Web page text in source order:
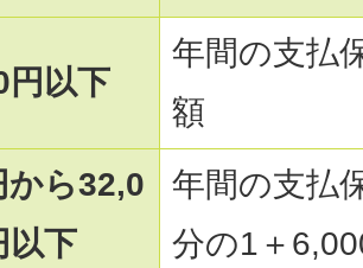
円以下
年間の支払
額
から32,0
以下
年間の支払
分の1＋